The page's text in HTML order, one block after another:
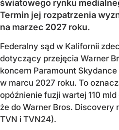
światowego rynku
Termin jej rozpatrzenia
na marzec 2027 roku.
Federalny sąd w Kalifornii
dotyczący przejęcia Warner
koncern Paramount
w marcu 2027 roku. To
opóźnienie fuzji wartej 110
że do Warner Bros. Discovery
TVN i TVN24).